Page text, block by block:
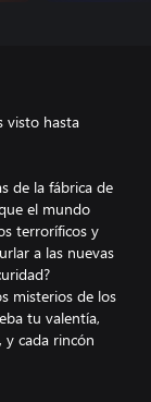
visto hasta
de la fábrica de
el mundo
terroríficos y
a las nuevas
misterios de los
tu valentía,
y cada rincón